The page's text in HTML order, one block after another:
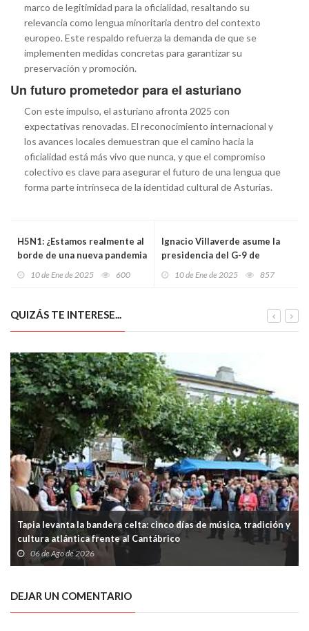
marco de legitimidad para la oficialidad, resaltando su
relevancia como lengua minoritaria dentro del contexto
europeo. Este respaldo refuerza la demanda de que se
implementen medidas concretas para garantizar su
preservación y promoción.
Un futuro prometedor para el asturiano
Con este impulso, el asturiano afronta 2025 con
expectativas renovadas. El reconocimiento internacional y
los avances locales demuestran que el camino hacia la
oficialidad está más vivo que nunca, y que el compromiso
colectivo es clave para asegurar el futuro de una lengua que
forma parte intrínseca de la identidad cultural de Asturias.
H5N1: ¿Estamos realmente al
borde de una nueva pandemia
10 de Ene de 2025 600
Ignacio Villaverde asume la
presidencia del G-9 de
10 de Ene de 2025 857
QUIZÁS TE INTERESE...
Tapia levanta la bandera celta: cinco días de música, tradición y
cultura atlántica frente al Cantábrico
06 de Ago de 2026
DEJAR UN COMENTARIO